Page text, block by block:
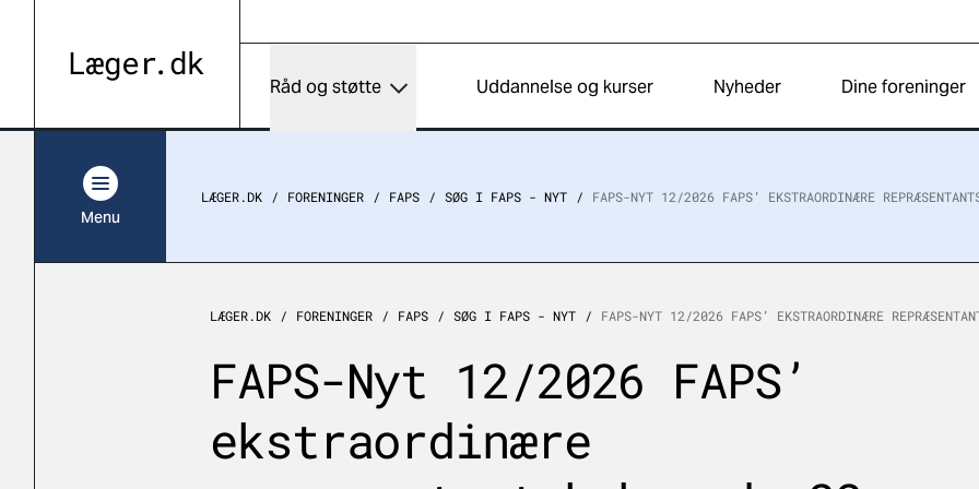
Råd og støtte Uddannelse og kurser Nyheder Dine foreninger
Menu
LÆGER.DK FORENINGER FAPS SØG I FAPS - NYT FAPS-NYT 12/2026 FAPS’ EKSTRAORDINÆRE
LÆGER.DK FORENINGER FAPS SØG I FAPS - NYT FAPS-NYT 12/2026 FAPS’ EKSTRAORDINÆRE
FAPS-Nyt 12/2026 FAPS’
ekstraordinære